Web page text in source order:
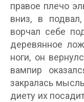
правое плечо
вниз, в
ворчал себе
деревянное
ноги, он
вампир
закралась
диету их